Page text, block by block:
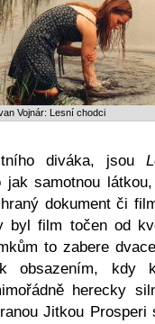
Vojnár: Lesní chodci
diváka, jsou
jak samotnou
dokument či
byl film točen od
to zabere
obsazením, kdy
herecky
Jitkou Prosperi